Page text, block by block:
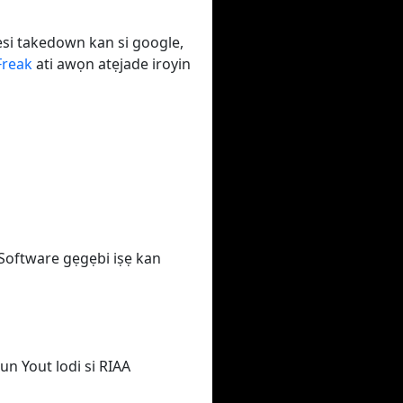
takedown kan si google,
ati awọn atẹjade iroyin
gẹgẹbi iṣẹ kan
Yout lodi si RIAA